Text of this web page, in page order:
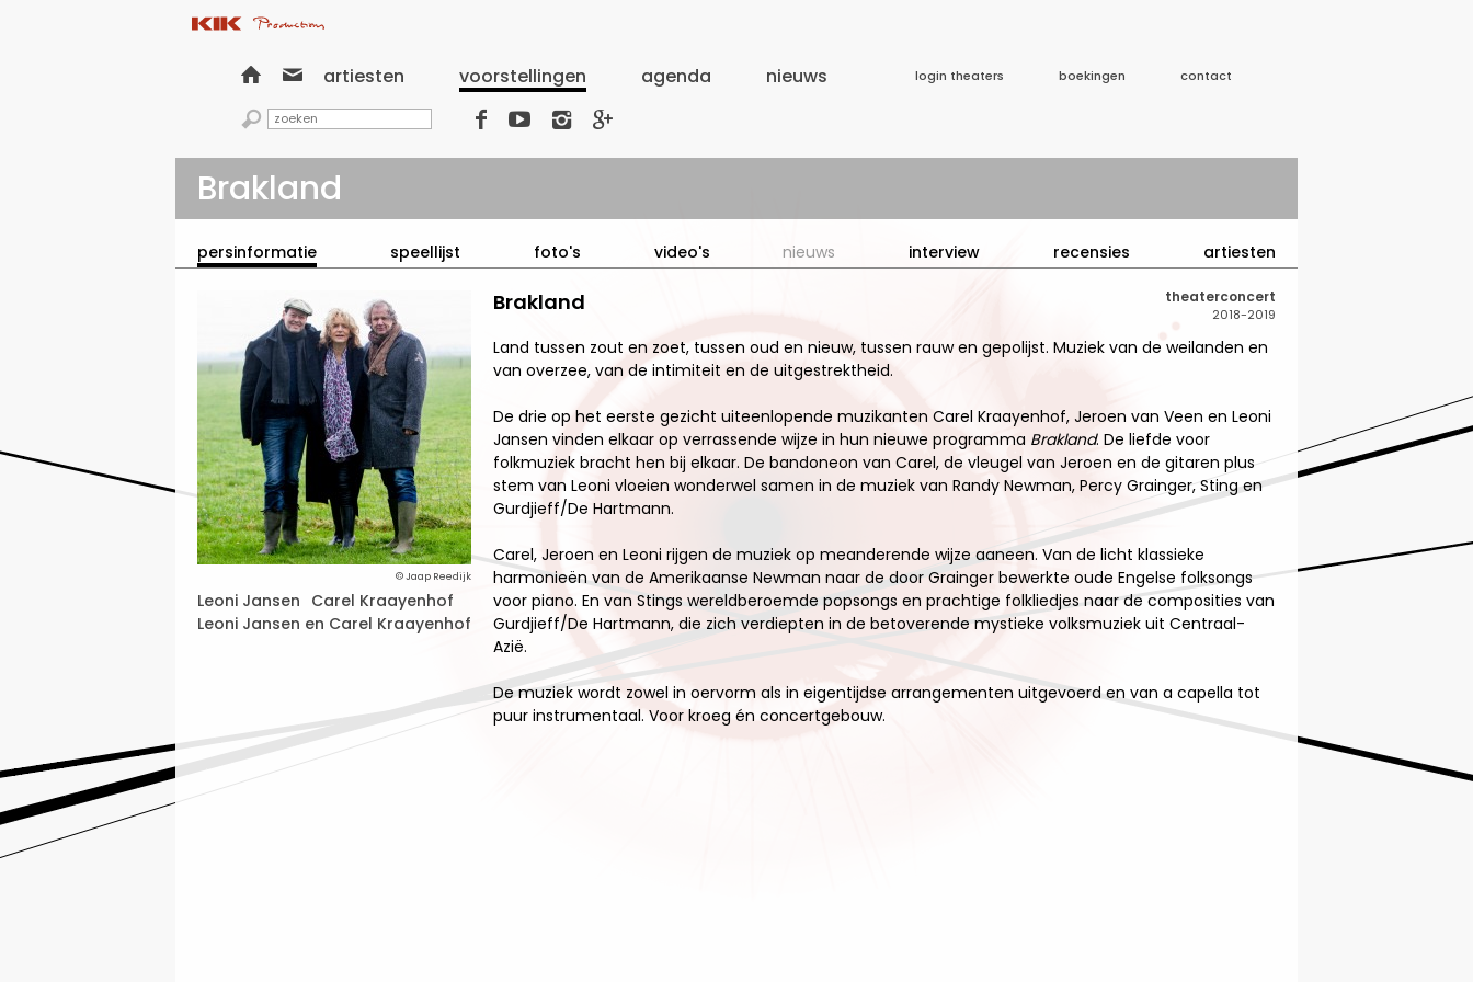
  artiesten voorstellingen agenda nieuws login theaters boekingen contact
    
Brakland
persinformatie speellijst foto's video's nieuws interview recensies artiesten
© Jaap Reedijk
Leoni Jansen Carel Kraayenhof
Leoni Jansen en Carel Kraayenhof
theaterconcert
2018-2019
Brakland
Land tussen zout en zoet, tussen oud en nieuw, tussen rauw en gepolijst. Muziek van de weilanden en
van overzee, van de intimiteit en de uitgestrektheid.
De drie op het eerste gezicht uiteenlopende muzikanten Carel Kraayenhof, Jeroen van Veen en Leoni
Jansen vinden elkaar op verrassende wijze in hun nieuwe programma Brakland. De liefde voor
folkmuziek bracht hen bij elkaar. De bandoneon van Carel, de vleugel van Jeroen en de gitaren plus
stem van Leoni vloeien wonderwel samen in de muziek van Randy Newman, Percy Grainger, Sting en
Gurdjieff/De Hartmann.
Carel, Jeroen en Leoni rijgen de muziek op meanderende wijze aaneen. Van de licht klassieke
harmonieën van de Amerikaanse Newman naar de door Grainger bewerkte oude Engelse folksongs
voor piano. En van Stings wereldberoemde popsongs en prachtige folkliedjes naar de composities van
Gurdjieff/De Hartmann, die zich verdiepten in de betoverende mystieke volksmuziek uit Centraal-
Azië.
De muziek wordt zowel in oervorm als in eigentijdse arrangementen uitgevoerd en van a capella tot
puur instrumentaal. Voor kroeg én concertgebouw.